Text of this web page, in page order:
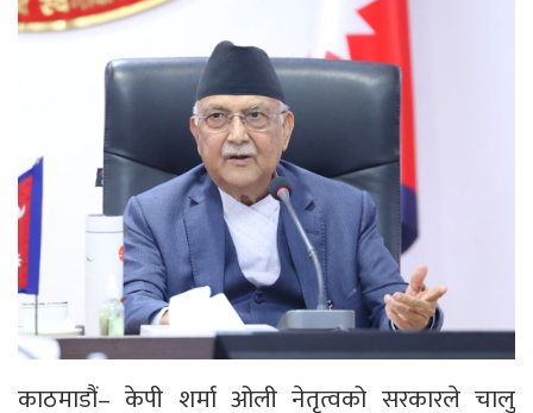
काठमाडौं– केपी शर्मा ओली नेतृत्वको सरकारले चालु